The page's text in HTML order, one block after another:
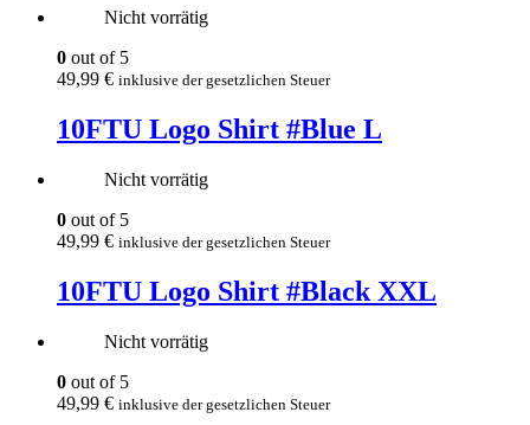
Nicht vorrätig
0 out of 5
49,99 € inklusive der gesetzlichen Steuer
10FTU Logo Shirt #Blue L
Nicht vorrätig
0 out of 5
49,99 € inklusive der gesetzlichen Steuer
10FTU Logo Shirt #Black XXL
Nicht vorrätig
0 out of 5
49,99 € inklusive der gesetzlichen Steuer